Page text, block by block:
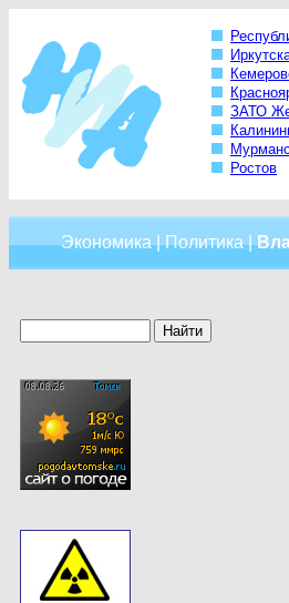
ЗАТО
Ростов
Экономика|Политика|